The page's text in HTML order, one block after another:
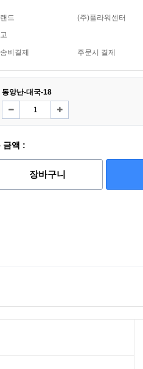
드
(주)플라워센터
비결제 주문시 결제
동양난-대국-18
금액 :
장바구니